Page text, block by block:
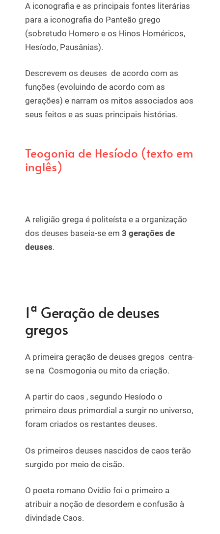
A iconografia e as principais fontes literárias
para a iconografia do Panteão grego
(sobretudo Homero e os Hinos Homéricos,
Hesíodo, Pausânias).
Descrevem os deuses de acordo com as
funções (evoluindo de acordo com as
gerações) e narram os mitos associados aos
seus feitos e as suas principais histórias.
Teogonia de Hesíodo (texto em
inglês)
A religião grega é politeísta e a organização
dos deuses baseia-se em 3 gerações de
deuses.
1ª Geração de deuses
gregos
A primeira geração de deuses gregos centra-
se na Cosmogonia ou mito da criação.
A partir do caos , segundo Hesíodo o
primeiro deus primordial a surgir no universo,
foram criados os restantes deuses.
Os primeiros deuses nascidos de caos terão
surgido por meio de cisão.
O poeta romano Ovídio foi o primeiro a
atribuir a noção de desordem e confusão à
divindade Caos.